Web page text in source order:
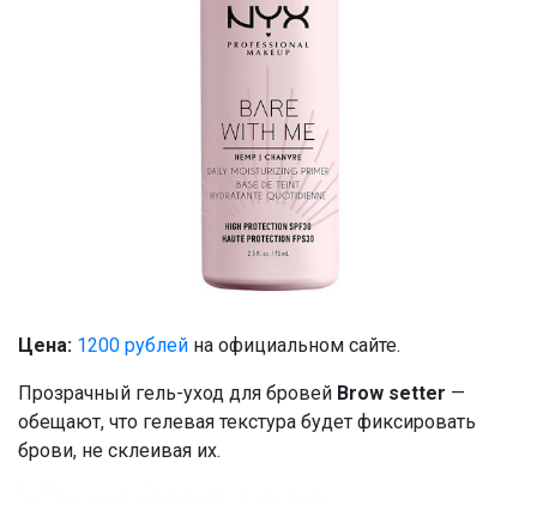
Цена: 1200 рублей на официальном сайте.
Прозрачный гель-уход для бровей Brow setter —
обещают, что гелевая текстура будет фиксировать
брови, не склеивая их.